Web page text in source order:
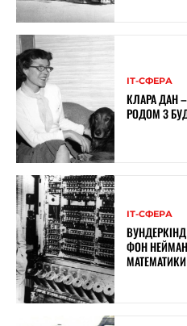
ІТ-СФЕРА
КЛАРА ДАН
РОДОМ З
ІТ-СФЕРА
ФОН